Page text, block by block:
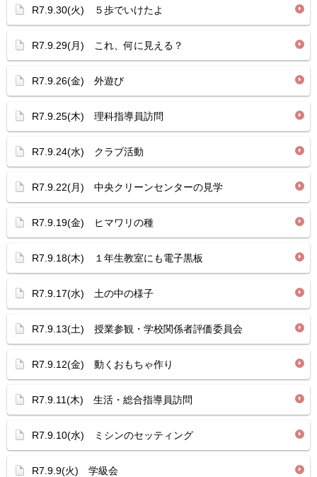
R7.9.30(火) ５歩でいけたよ
R7.9.29(月) これ、何に見える？
R7.9.26(金) 外遊び
R7.9.25(木) 理科指導員訪問
R7.9.24(水) クラブ活動
R7.9.22(月) 中央クリーンセンターの見学
R7.9.19(金) ヒマワリの種
R7.9.18(木) １年生教室にも電子黒板
R7.9.17(水) 土の中の様子
R7.9.13(土) 授業参観・学校関係者評価委員会
R7.9.12(金) 動くおもちゃ作り
R7.9.11(木) 生活・総合指導員訪問
R7.9.10(水) ミシンのセッティング
R7.9.9(火) 学級会